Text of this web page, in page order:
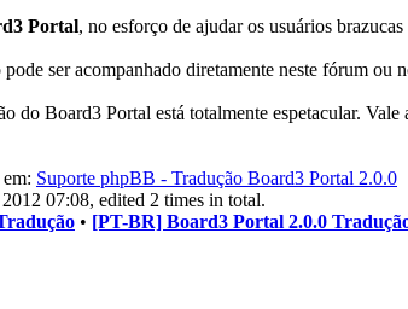
Portal, no esforço de ajudar os usuários
ser acompanhado diretamente neste fórum ou
do Board3 Portal está totalmente espetacular. Vale
Suporte phpBB - Tradução Board3 Portal 2.0.0
07:08, edited 2 times in total.
• [PT-BR] Board3 Portal 2.0.0